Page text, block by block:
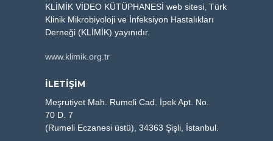
KLİMİK VİDEO KÜTÜPHANESİ web sitesi, Türk
Klinik Mikrobiyoloji ve İnfeksiyon Hastalıkları
Derneği (KLİMİK) yayınıdır.
www.klimik.org.tr
İLETİŞİM
Meşrutiyet Mah. Rumeli Cad. İpek Apt. No.
70 D. 7
(Rumeli Eczanesi üstü), 34363 Şişli, İstanbul.